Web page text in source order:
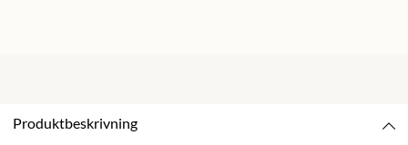
Produktbeskrivning